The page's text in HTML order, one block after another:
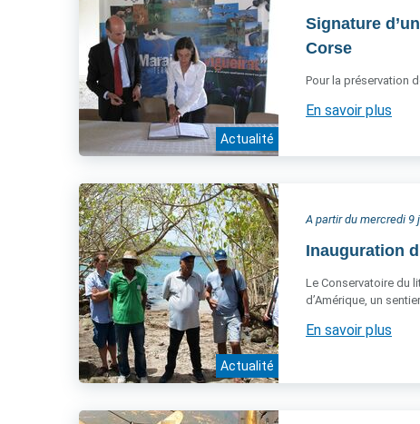
Actualité
Signature
Corse
Pour la préservation
En savoir plus
Actualité
A partir du mercredi 9
Inauguration
Le Conservatoire du
d’Amérique, un
En savoir plus